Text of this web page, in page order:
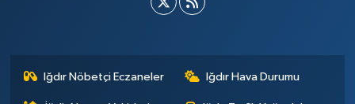
Iğdır Nöbetçi Eczaneler Iğdır Hava Durumu